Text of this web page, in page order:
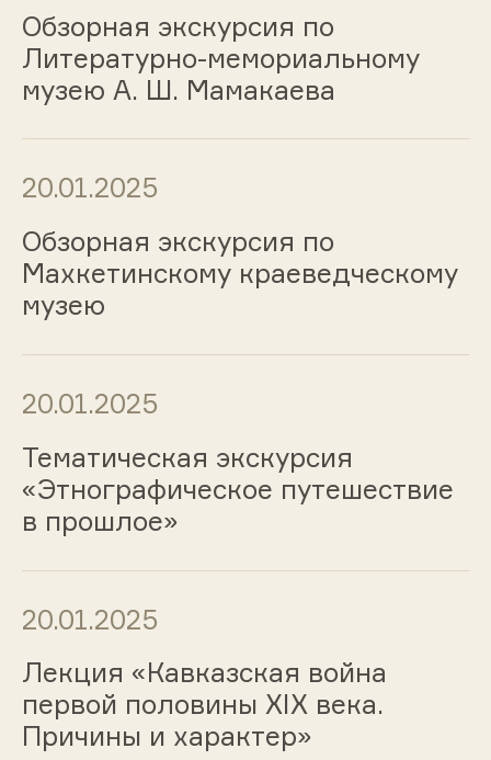
Обзорная экскурсия по
Литературно-мемориальному
музею А. Ш. Мамакаева
20.01.2025
Обзорная экскурсия по
Махкетинскому краеведческому
музею
20.01.2025
Тематическая экскурсия
«Этнографическое путешествие
в прошлое»
20.01.2025
Лекция «Кавказская война
первой половины ХIХ века.
Причины и характер»